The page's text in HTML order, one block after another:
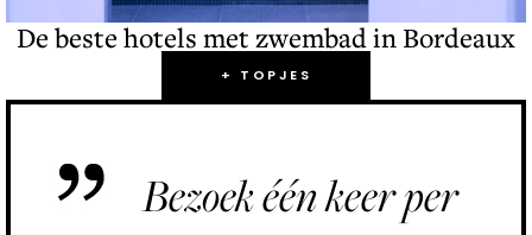
De beste hotels met zwembad in Bordeaux
+ TOPJES
Bezoek één keer per